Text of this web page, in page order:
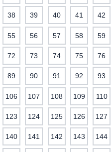
38 39 40 41 42
55 56 57 58 59
72 73 74 75 76
89 90 91 92 93
106 107 108 109 110
123 124 125 126 127
140 141 142 143 144